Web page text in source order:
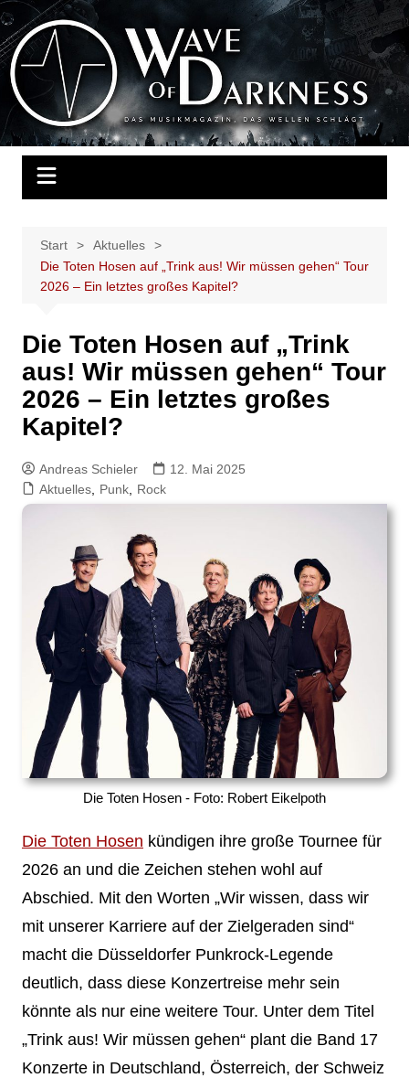
Zum
Inhalt
springen
Wave of Darkness
Das Musikmagazin, das Wellen schlägt. Konzerte, Festivals, Events,
Fotos, Termine, Interviews, Berichte, Musik
Start
Aktuelles
Die Toten Hosen auf „Trink aus! Wir müssen gehen“ Tour
2026 – Ein letztes großes Kapitel?
Die Toten Hosen auf „Trink
aus! Wir müssen gehen“ Tour
2026 – Ein letztes großes
Kapitel?
Andreas Schieler
12. Mai 2025
Aktuelles, Punk, Rock
Die Toten Hosen - Foto: Robert Eikelpoth
Die Toten Hosen kündigen ihre große Tournee für
2026 an und die Zeichen stehen wohl auf
Abschied. Mit den Worten „Wir wissen, dass wir
mit unserer Karriere auf der Zielgeraden sind“
macht die Düsseldorfer Punkrock-Legende
deutlich, dass diese Konzertreise mehr sein
könnte als nur eine weitere Tour. Unter dem Titel
„Trink aus! Wir müssen gehen“ plant die Band 17
Konzerte in Deutschland, Österreich, der Schweiz